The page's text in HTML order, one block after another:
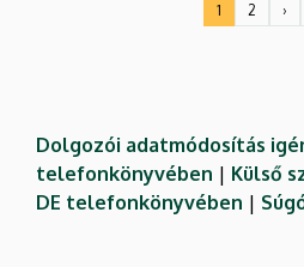
Jelenlegi
1
Oldal
2 ›
Dolgozói adatmódosítás
telefonkönyvében | Külső
DE telefonkönyvében |